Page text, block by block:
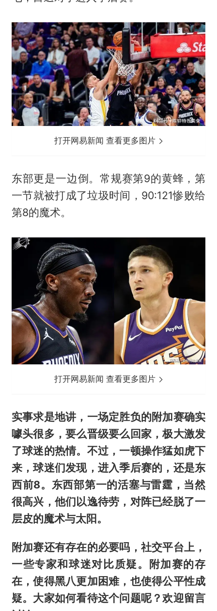
打开网易新闻 查看更多图片
东部更是一边倒。常规赛第9的黄蜂，第
一节就被打成了垃圾时间，90:121惨败给
第8的魔术。
打开网易新闻 查看更多图片
实事求是地讲，一场定胜负的附加赛确实
噱头很多，要么晋级要么回家，极大激发
了球迷的热情。不过，一顿操作猛如虎下
来，球迷们发现，进入季后赛的，还是东
西前8。东西部第一的活塞与雷霆，当然
很高兴，他们以逸待劳，对阵已经脱了一
层皮的魔术与太阳。
附加赛还有存在的必要吗，社交平台上，
一些专家和球迷对 比质疑。附加赛的存
在，使得黑八更加困难，也使得公平性成
疑。大家如何看待这个问题呢？欢迎留言